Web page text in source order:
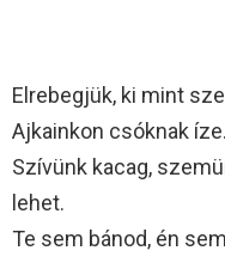
Elrebegjük, ki mint
Ajkainkon csóknak
Szívünk kacag,
lehet.
Te sem bánod, én